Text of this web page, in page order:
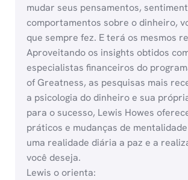
mudar seus pensamentos,
comportamentos sobre o dinheiro,
que sempre fez. E terá os mesmos
Aproveitando os insights obtidos
especialistas financeiros do
of Greatness, as pesquisas mais
a psicologia do dinheiro e sua
para o sucesso, Lewis Howes
práticos e mudanças de
uma realidade diária a paz e a
você deseja.
Lewis o orienta: